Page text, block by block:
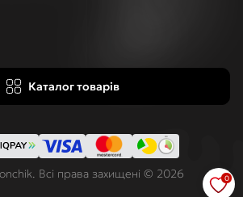
0
Каталог товарів
Всі права захищені © 2026